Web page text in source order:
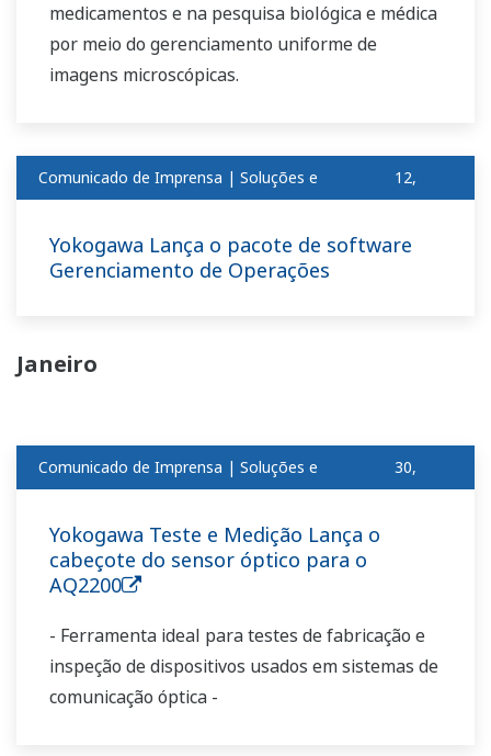
medicamentos e na pesquisa biológica e médica
por meio do gerenciamento uniforme de
imagens microscópicas.
Comunicado de Imprensa | Soluções e 12,
Yokogawa Lança o pacote de software
Gerenciamento de Operações
Janeiro
Comunicado de Imprensa | Soluções e 30,
Yokogawa Teste e Medição Lança o
cabeçote do sensor óptico para o
AQ2200
- Ferramenta ideal para testes de fabricação e
inspeção de dispositivos usados em sistemas de
comunicação óptica -